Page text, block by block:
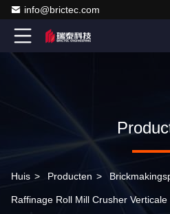
info@brictec.com
Huis > Producten >
Raffinage Roll Mill Crusher